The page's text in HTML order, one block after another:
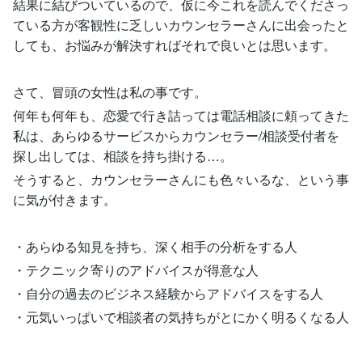
結果に結びついているので、仮に今これを読んでくださっ
ている方が客観性に乏しいカウンセラーさんに出会ったと
しても、お悩みが解決すればそれで良いとは思います。
さて、冒頭の女性は私の事です。
何年も何年も、恋愛で行き詰っては電話相談に頼ってきた
私は、あらゆるサービスからカウンセラー/相談受付者を
探し出しては、相談を持ち掛ける…。
そうすると、カウンセラーさんにも色々いるな、という事
に気が付きます。
・あらゆる知見を持ち、深く相手の分析をする人
・テクニック寄りのアドバイスが得意な人
・自分の過去のビジネス経験からアドバイスをする人
・元気いっぱいで相談者の気持ちがとにかく明るくなる人